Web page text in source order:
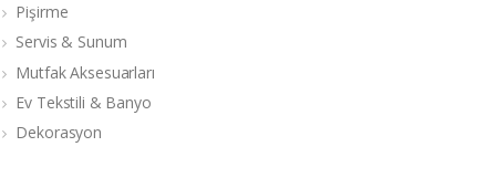
Pişirme
Servis & Sunum
Mutfak Aksesuarları
Ev Tekstili & Banyo
Dekorasyon